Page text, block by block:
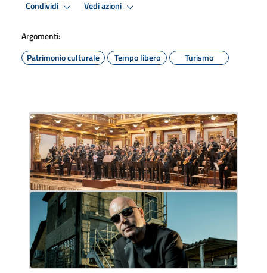
Condividi Vedi azioni
Argomenti:
Patrimonio culturale
Tempo libero Turismo